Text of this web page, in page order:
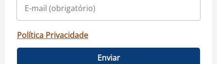
Política Privacidade
Enviar